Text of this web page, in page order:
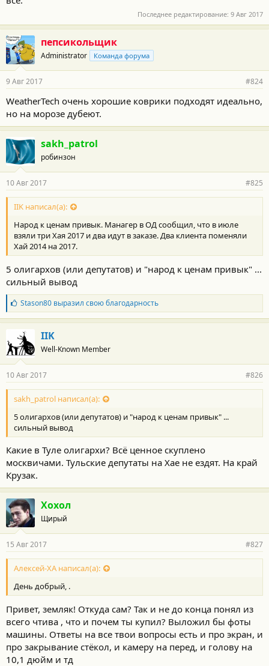
Последнее редактирование: 9 Авг 2017
пепсикольщик
Administrator Команда форума
9 Авг 2017 #824
WeatherTech очень хорошие коврики подходят идеально,
но на морозе дубеют.
sakh_patrol
робинзон
10 Авг 2017 #825
IIK написал(а):
Народ к ценам привык. Манагер в ОД сообщил, что в июле
взяли три Хая 2017 и два идут в заказе. Два клиента поменяли
Хай 2014 на 2017.
5 олигархов (или депутатов) и "народ к ценам привык" ...
сильный вывод
Б
л
а
г
о
д
а
н
о
с
и
:
Stason80выразил свою благодарность
IIK
Well-Known Member
10 Авг 2017 #826
sakh_patrol написал(а):
5 олигархов (или депутатов) и "народ к ценам привык" ...
сильный вывод
Какие в Туле олигархи? Всё ценное скуплено
москвичами. Тульские депутаты на Хае не ездят. На край
Крузак.
Хохол
Щирый
15 Авг 2017 #827
Алексей-ХА написал(а):
День добрый, .
Привет, земляк! Откуда сам? Так и не до конца понял из
всего чтива , что и почем ты купил? Выложил бы фоты
машины. Ответы на все твои вопросы есть и про экран, и
про закрывание стёкол, и камеру на перед, и голову на
10,1 дюйм и тд